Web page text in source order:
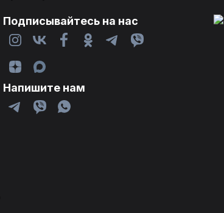
Подписывайтесь на нас
Напишите нам